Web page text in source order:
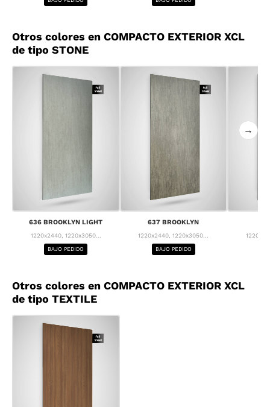
Otros colores en COMPACTO EXTERIOR XCL
de tipo STONE
636 BROOKLYN LIGHT
1220x2440, 1220x3050...
BAJO PEDIDO
637 BROOKLYN
1220x2440, 1220x3050...
BAJO PEDIDO
→
Otros colores en COMPACTO EXTERIOR XCL
de tipo TEXTILE